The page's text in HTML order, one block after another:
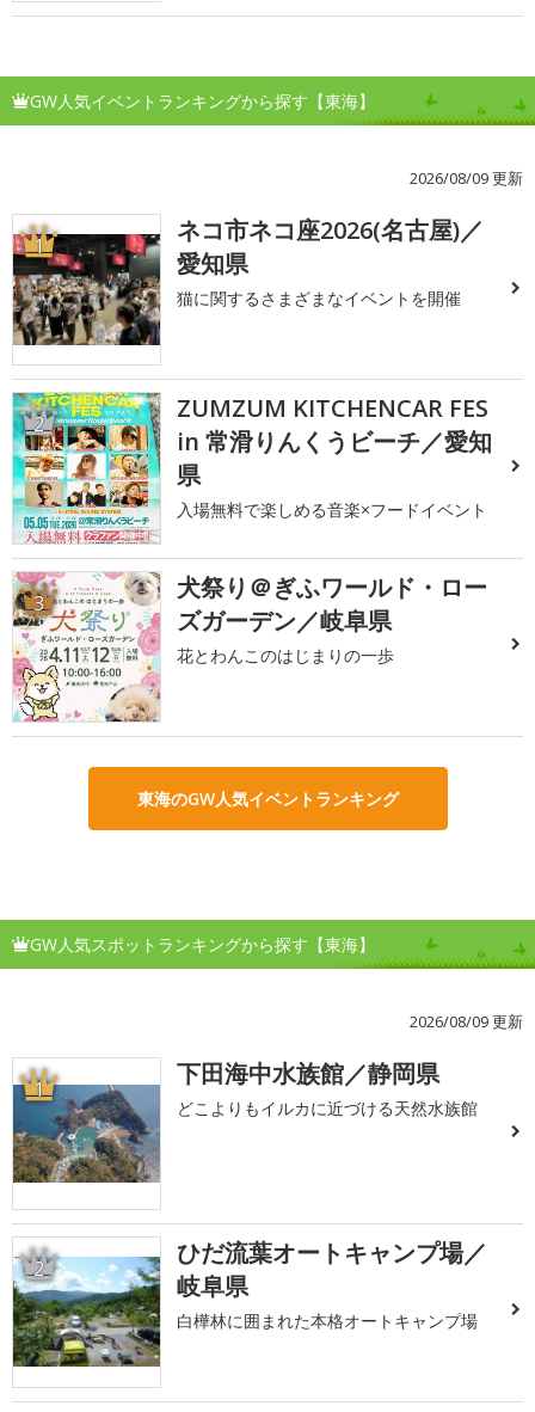
GW人気イベントランキングから探す【東海】
2026/08/09 更新
1
ネコ市ネコ座2026(名古屋)／
愛知県
猫に関するさまざまなイベントを開催
2
ZUMZUM KITCHENCAR FES
in 常滑りんくうビーチ／愛知
県
入場無料で楽しめる音楽×フードイベント
3
犬祭り＠ぎふワールド・ロー
ズガーデン／岐阜県
花とわんこのはじまりの一歩
東海のGW人気イベントランキング
GW人気スポットランキングから探す【東海】
2026/08/09 更新
1 下田海中水族館／静岡県
どこよりもイルカに近づける天然水族館
2
ひだ流葉オートキャンプ場／
岐阜県
白樺林に囲まれた本格オートキャンプ場